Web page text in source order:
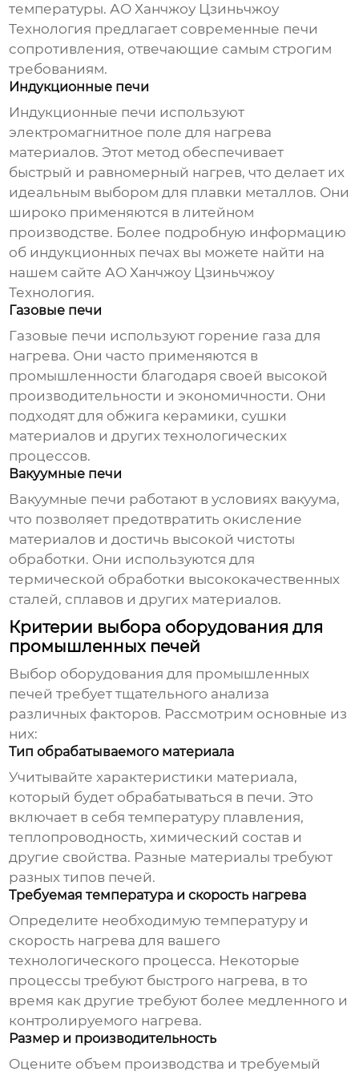
температуры. АО Ханчжоу Цзиньчжоу
Технология предлагает современные печи
сопротивления, отвечающие самым строгим
требованиям.
Индукционные печи
Индукционные печи используют
электромагнитное поле для нагрева
материалов. Этот метод обеспечивает
быстрый и равномерный нагрев, что делает их
идеальным выбором для плавки металлов. Они
широко применяются в литейном
производстве. Более подробную информацию
об индукционных печах вы можете найти на
нашем сайтеАО Ханчжоу Цзиньчжоу
Технология.
Газовые печи
Газовые печи используют горение газа для
нагрева. Они часто применяются в
промышленности благодаря своей высокой
производительности и экономичности. Они
подходят для обжига керамики, сушки
материалов и других технологических
процессов.
Вакуумные печи
Вакуумные печи работают в условиях вакуума,
что позволяет предотвратить окисление
материалов и достичь высокой чистоты
обработки. Они используются для
термической обработки высококачественных
сталей, сплавов и других материалов.
Критерии выбора оборудования для
промышленных печей
Выбор оборудования для промышленных
печей требует тщательного анализа
различных факторов. Рассмотрим основные из
них:
Тип обрабатываемого материала
Учитывайте характеристики материала,
который будет обрабатываться в печи. Это
включает в себя температуру плавления,
теплопроводность, химический состав и
другие свойства. Разные материалы требуют
разных типов печей.
Требуемая температура и скорость нагрева
Определите необходимую температуру и
скорость нагрева для вашего
технологического процесса. Некоторые
процессы требуют быстрого нагрева, в то
время как другие требуют более медленного и
контролируемого нагрева.
Размер и производительность
Оцените объем производства и требуемый